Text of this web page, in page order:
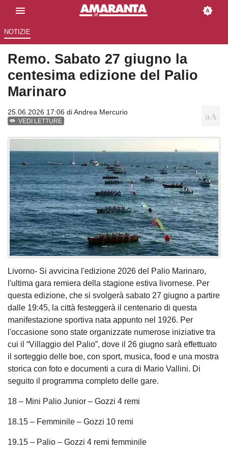
NOTIZIE
Remo. Sabato 27 giugno la
centesima edizione del Palio
Marinaro
25.06.2026 17:06 diAndrea Mercurio
VEDI LETTURE
Livorno- Si avvicina l'edizione 2026 del Palio Marinaro,
l'ultima gara remiera della stagione estiva livornese. Per
questa edizione, che si svolgerà sabato 27 giugno a partire
dalle 19:45, la città festeggerà il centenario di questa
manifestazione sportiva nata appunto nel 1926. Per
l'occasione sono state organizzate numerose iniziative tra
cui il “Villaggio del Palio”, dove il 26 giugno sarà effettuato
il sorteggio delle boe, con sport, musica, food e una mostra
storica con foto e documenti a cura di Mario Vallini. Di
seguito il programma completo delle gare.
18 – Mini Palio Junior – Gozzi 4 remi
18.15 – Femminile – Gozzi 10 remi
19.15 – Palio – Gozzi 4 remi femminile